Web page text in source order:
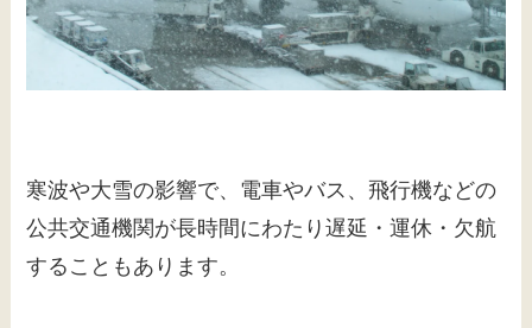
寒波や大雪の影響で、電車やバス、飛行機などの
公共交通機関が長時間にわたり遅延・運休・欠航
することもあります。